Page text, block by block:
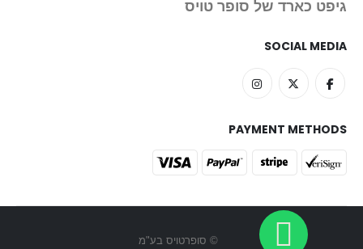
גיפט כארד של סופר טויס
SOCIAL MEDIA
PAYMENT METHODS
© סופרטויס בע"מ